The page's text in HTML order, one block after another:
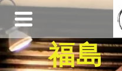
福島